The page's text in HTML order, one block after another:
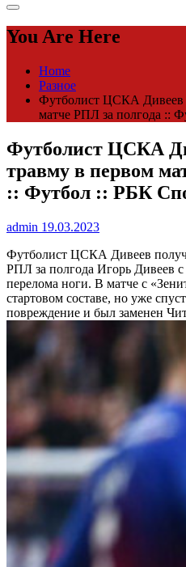
You Are Here
Home
Разное
Футболист ЦСКА Дивеев
матче РПЛ за полгода ::
Футболист ЦСКА
травму в первом
:: Футбол :: РБК
admin 19.03.2023
Футболист ЦСКА Дивеев
РПЛ за полгода Игорь Дивеев с
перелома ноги. В матче с
стартовом составе, но уже
повреждение и был заменен